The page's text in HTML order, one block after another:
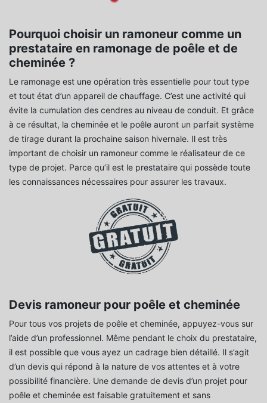
Pourquoi choisir un ramoneur comme un
prestataire en ramonage de poêle et de
cheminée ?
Le ramonage est une opération très essentielle pour tout type
et tout état d’un appareil de chauffage. C’est une activité qui
évite la cumulation des cendres au niveau de conduit. Et grâce
à ce résultat, la cheminée et le poêle auront un parfait système
de tirage durant la prochaine saison hivernale. Il est très
important de choisir un ramoneur comme le réalisateur de ce
type de projet. Parce qu’il est le prestataire qui possède toute
les connaissances nécessaires pour assurer les travaux.
Devis ramoneur pour poêle et cheminée
Pour tous vos projets de poêle et cheminée, appuyez-vous sur
l’aide d’un professionnel. Même pendant le choix du prestataire,
il est possible que vous ayez un cadrage bien détaillé. Il s’agit
d’un devis qui répond à la nature de vos attentes et à votre
possibilité financière. Une demande de devis d’un projet pour
poêle et cheminée est faisable gratuitement et sans